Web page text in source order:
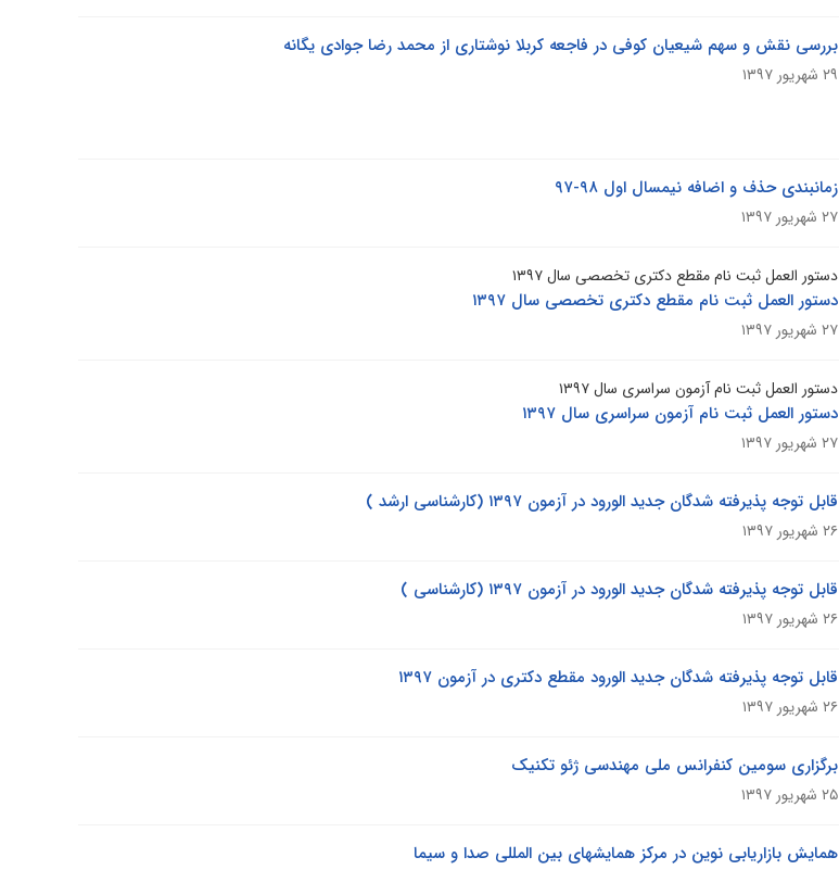
بررسی نقش و سهم شیعیان کوفی در فاجعه کربلا نوشتاری از محمد رضا جوادی یگانه
۲۹ شهریور ۱۳۹۷
زمانبندی حذف و اضافه نیمسال اول ۹۸-۹۷
۲۷ شهریور ۱۳۹۷
دستور العمل ثبت نام مقطع دکتری تخصصی سال ۱۳۹۷
دستور العمل ثبت نام مقطع دکتری تخصصی سال ۱۳۹۷
۲۷ شهریور ۱۳۹۷
دستور العمل ثبت نام آزمون سراسری سال ۱۳۹۷
دستور العمل ثبت نام آزمون سراسری سال ۱۳۹۷
۲۷ شهریور ۱۳۹۷
قابل توجه پذیرفته شدگان جدید الورود در آزمون ۱۳۹۷ (کارشناسی ارشد )
۲۶ شهریور ۱۳۹۷
قابل توجه پذیرفته شدگان جدید الورود در آزمون ۱۳۹۷ (کارشناسی )
۲۶ شهریور ۱۳۹۷
قابل توجه پذیرفته شدگان جدید الورود مقطع دکتری در آزمون ۱۳۹۷
۲۶ شهریور ۱۳۹۷
برگزاری سومین کنفرانس ملی مهندسی ژئو تکنیک
۲۵ شهریور ۱۳۹۷
همایش بازاریابی نوین در مرکز همایشهای بین المللی صدا و سیما